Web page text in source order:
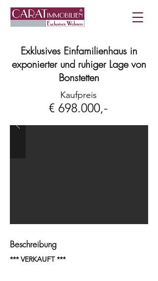
Exklusives Einfamilienhaus in
exponierter und ruhiger Lage von
Bonstetten
Kaufpreis
€ 698.000,-
Beschreibung
*** VERKAUFT ***